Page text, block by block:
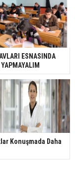
ESNASINDA
Konuşmada Daha